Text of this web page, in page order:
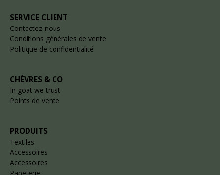
SERVICE CLIENT
Contactez-nous
Conditions générales de vente
Politique de confidentialité
CHÈVRES & CO
In goat we trust
Points de vente
PRODUITS
Textiles
Accessoires
Accessoires
Papeterie